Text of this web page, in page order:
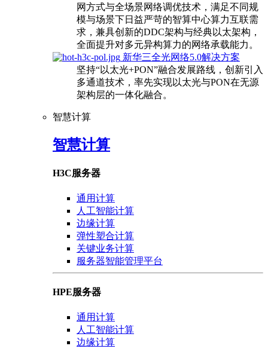
网方式与全场景网络调优技术，满足不同规
模与场景下日益严苛的智算中心算力互联需
求，兼具创新的DDC架构与经典以太架构，
全面提升对多元异构算力的网络承载能力。
新华三全光网络5.0解决方案
坚持“以太光+PON”融合发展路线，创新引入
多通道技术，率先实现以太光与PON在无源
架构层的一体化融合。
智慧计算
智慧计算
H3C服务器
通用计算
人工智能计算
边缘计算
弹性塑合计算
关键业务计算
服务器智能管理平台
HPE服务器
通用计算
人工智能计算
边缘计算